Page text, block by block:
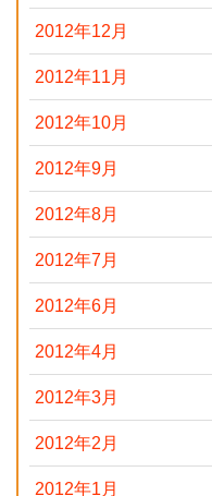
2012年12月
2012年11月
2012年10月
2012年9月
2012年8月
2012年7月
2012年6月
2012年4月
2012年3月
2012年2月
2012年1月